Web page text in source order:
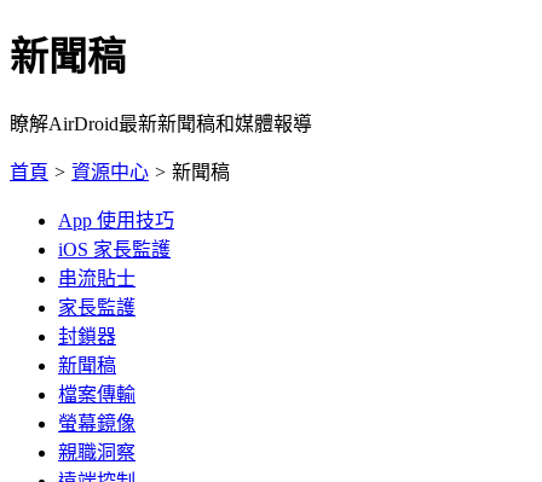
新聞稿
瞭解AirDroid最新新聞稿和媒體報導
首頁 > 資源中心 > 新聞稿
App 使用技巧
iOS 家長監護
串流貼士
家長監護
封鎖器
新聞稿
檔案傳輸
螢幕鏡像
親職洞察